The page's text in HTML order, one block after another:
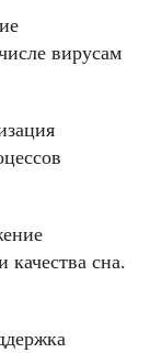
вирусам
качества сна.